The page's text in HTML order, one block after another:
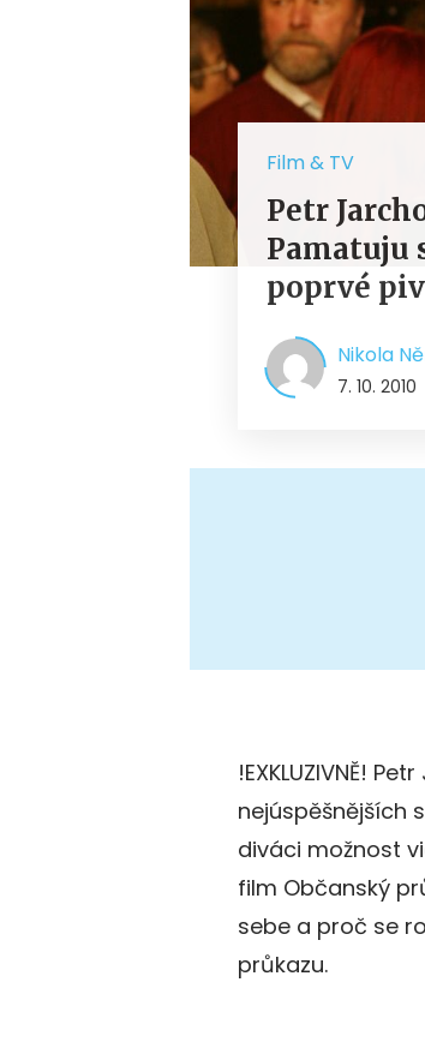
Film & TV
Petr
Pamatuju
poprvé
Nikola
7. 10. 2010
!EXKLUZIVNĚ!
nejúspěšnějších
diváci možnost
film Občanský
sebe a proč se
průkazu.